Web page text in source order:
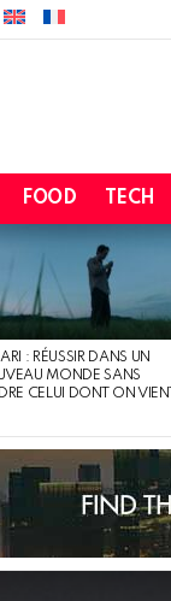
FOOD TECH
: RÉUSSIR DANS UN
MONDE SANS
CELUI DONT ON VIENT